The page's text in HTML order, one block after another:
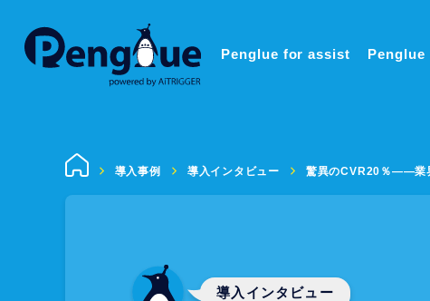
Penglue for assist
導入事例 導入インタビュー 驚異のCVR20％――業
導入インタビュー